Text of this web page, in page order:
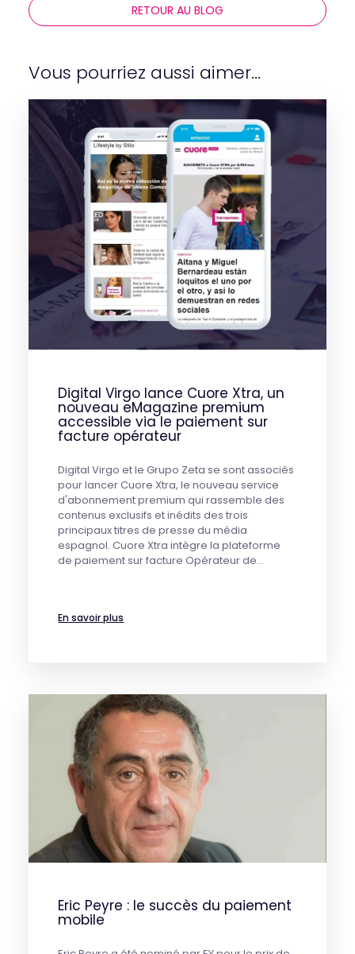
RETOUR AU BLOG
Vous pourriez aussi aimer...
Digital Virgo lance Cuore Xtra, un
nouveau eMagazine premium
accessible via le paiement sur
facture opérateur
Digital Virgo et le Grupo Zeta se sont associés
pour lancer Cuore Xtra, le nouveau service
d'abonnement premium qui rassemble des
contenus exclusifs et inédits des trois
principaux titres de presse du média
espagnol. Cuore Xtra intègre la plateforme
de paiement sur facture Opérateur de…
En savoir plus
Eric Peyre : le succès du paiement
mobile